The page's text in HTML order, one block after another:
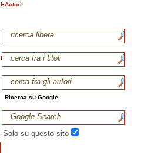
Autori
Ricerca su Google
Solo su questo sito